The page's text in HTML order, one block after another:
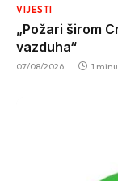
VIJESTI
„Požari širom
vazduha“
07/08/2026 1